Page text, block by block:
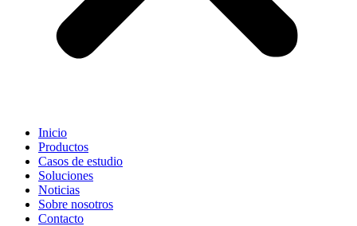
Inicio
Productos
Casos de estudio
Soluciones
Noticias
Sobre nosotros
Contacto